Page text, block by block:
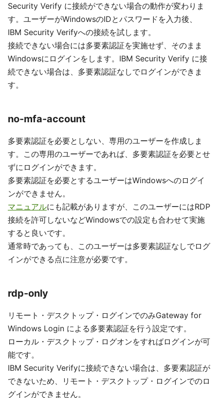
Security Verify に接続ができない場合の動作が変わりま
す。ユーザーがWindowsのIDとパスワードを入力後、
IBM Security Verifyへの接続を試します。
接続できない場合には多要素認証を実施せず、そのまま
Windowsにログインをします。IBM Security Verify に接
続できない場合は、多要素認証なしでログインができま
す。
no-mfa-account
多要素認証を必要としない、専用のユーザーを作成しま
す。この専用のユーザーであれば、多要素認証を必要とせ
ずにログインができます。
多要素認証を必要とするユーザーはWindowsへのログイ
ンができません。
マニュアルにも記載がありますが、このユーザーにはRDP
接続を許可しないなどWindowsでの設定も合わせて実施
すると良いです。
通常時であっても、このユーザーは多要素認証なしでログ
インができる点に注意が必要です。
rdp-only
リモート・デスクトップ・ログインでのみGateway for
Windows Login による多要素認証を行う設定です。
ローカル・デスクトップ・ログオンをすればログインが可
能です。
IBM Security Verifyに接続できない場合は、多要素認証が
できないため、リモート・デスクトップ・ログインでのロ
グインができません。